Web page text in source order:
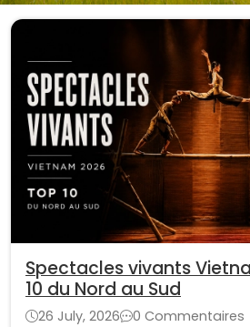
Spectacles vivants
10 du Nord au Sud
26 July, 2026
0 Commentaires